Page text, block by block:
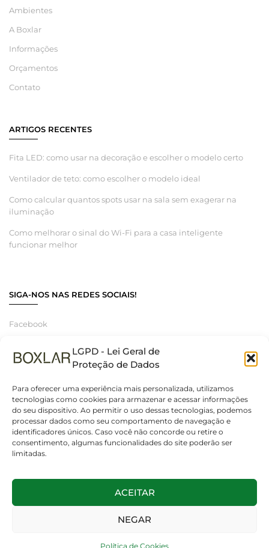
LGPD - Lei Geral de
Proteção de Dados
Para oferecer uma experiência mais personalizada, utilizamos
tecnologias como cookies para armazenar e acessar informações
do seu dispositivo. Ao permitir o uso dessas tecnologias, podemos
processar dados como seu comportamento de navegação e
identificadores únicos. Caso você não concorde ou retire o
consentimento, algumas funcionalidades do site poderão ser
limitadas.
ACEITAR
NEGAR
Política de Cookies
Ambientes
A Boxlar
Informações
Orçamentos
Contato
ARTIGOS RECENTES
Fita LED: como usar na decoração e escolher o modelo certo
Ventilador de teto: como escolher o modelo ideal
Como calcular quantos spots usar na sala sem exagerar na
iluminação
Como melhorar o sinal do Wi-Fi para a casa inteligente
funcionar melhor
SIGA-NOS NAS REDES SOCIAIS!
Facebook
Linkedin
© 2025 Boxlar | Soluções em iluminação, elétrica e smart home.
Todos os direitos reservados. – CNPJ 55.267.682/0001-95